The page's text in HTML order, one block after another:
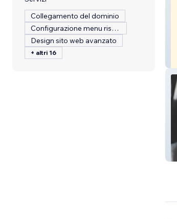
Collegamento del dominio
Configurazione menu ristorante
Design sito web avanzato
+ altri 16